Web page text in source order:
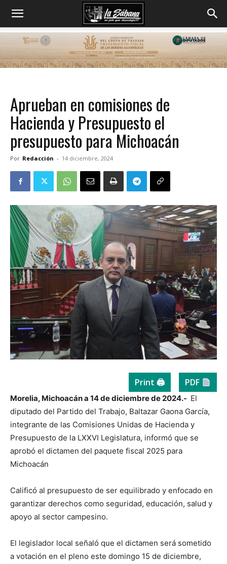
Aprueban en comisiones de
Hacienda y Presupuesto el
presupuesto para Michoacán
Por Redacción - 14 diciembre, 2024
Print 🖨 PDF
Morelia, Michoacán a 14 de diciembre de 2024.- El
diputado del Partido del Trabajo, Baltazar Gaona García,
integrante de las Comisiones Unidas de Hacienda y
Presupuesto de la LXXVI Legislatura, informó que se
aprobó el dictamen del paquete fiscal 2025 para
Michoacán
Calificó al presupuesto de ser equilibrado y enfocado en
garantizar derechos como seguridad, educación, salud y
apoyo al sector campesino.
El legislador local señaló que el dictamen será sometido
a votación en el pleno este domingo 15 de diciembre,